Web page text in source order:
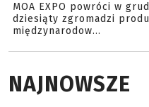
MOA EXPO powróci w
dziesiąty zgromadzi
międzynarodow...
NAJNOWSZE